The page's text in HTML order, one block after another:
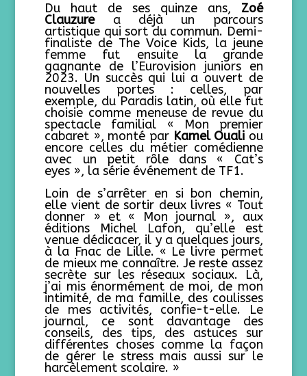
Du haut de ses quinze ans, Zoé
Clauzurea déjà un parcours
artistique qui sort du commun. Demi-
finaliste de The Voice Kids, la jeune
femme fut ensuite la grande
gagnante de l’Eurovision juniors en
2023. Un succès qui lui a ouvert de
nouvelles portes : celles, par
exemple, du Paradis latin, où elle fut
choisie comme meneuse de revue du
spectacle familial « Mon premier
cabaret », monté par Kamel Ouali ou
encore celles du métier comédienne
avec un petit rôle dans « Cat’s
eyes », la série événement de TF1.
Loin de s’arrêter en si bon chemin,
elle vient de sortir deux livres « Tout
donner » et « Mon journal », aux
éditions Michel Lafon, qu’elle est
venue dédicacer, il y a quelques jours,
à la Fnac de Lille. « Le livre permet
de mieux me connaître. Je reste assez
secrète sur les réseaux sociaux. Là,
j’ai mis énormément de moi, de mon
intimité, de ma famille, des coulisses
de mes activités, confie-t-elle. Le
journal, ce sont davantage des
conseils, des tips, des astuces sur
différentes choses comme la façon
de gérer le stress mais aussi sur le
harcèlement scolaire. »